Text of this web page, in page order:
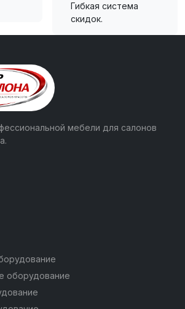
Гибкая система
скидок.
мебели для салонов
оборудование